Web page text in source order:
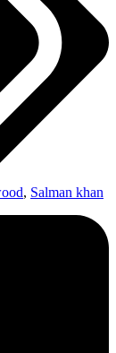
, Salman khan